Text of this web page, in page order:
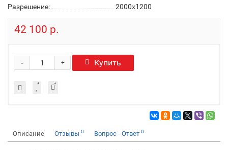
Разрешение:
2000x1200
42 100 р.
+
- Купить
Описание Отзывы 0 Вопрос - Ответ 0